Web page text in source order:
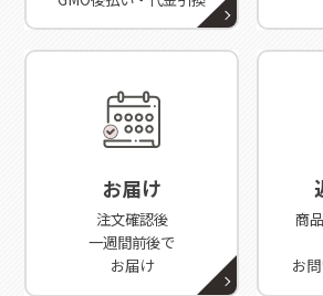
お届け
注文確認後
一週間前後で
お届け
商
お